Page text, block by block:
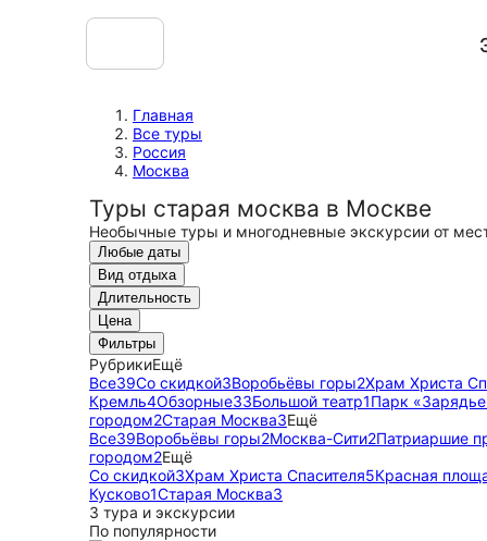
Главная
Все туры
Россия
Москва
Туры старая москва в Москве
Необычные туры и многодневные экскурсии от
Любые даты
Вид отдыха
Длительность
Цена
Фильтры
РубрикиЕщё
Все39Со скидкой3Воробьёвы горы2Храм Христа
Кремль4Обзорные33Большой театр1Парк
городом2Старая Москва3Ещё
Все39Воробьёвы горы2Москва-Сити2Патриаршие
городом2Ещё
Со скидкой3Храм Христа Спасителя5Красная
Кусково1Старая Москва3
3 тура и экскурсии
По популярности